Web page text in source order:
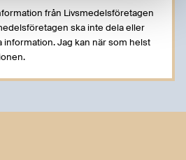
från Livsmedelsföretagen
ska inte dela eller
information. Jag kan när som helst